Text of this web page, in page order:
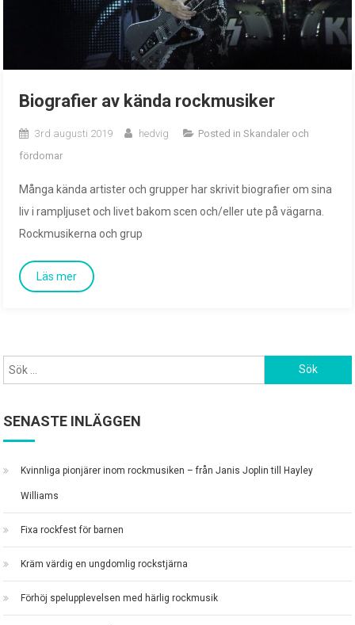
Biografier av kända rockmusiker
3rd augusti 2019 hedvig Posted inSkandaler och
fördomar
Många kända artister och grupper har skrivit biografier om sina
liv i rampljuset och livet bakom scen och/eller ute på vägarna.
Rockmusikerna och grup
efter:
SENASTE INLÄGGEN
Kvinnliga pionjärer inom rockmusiken – från Janis Joplin till Hayley
Williams
Fixa rockfest för barnen
Kräm värdig en ungdomlig rockstjärna
Förhöj spelupplevelsen med härlig rockmusik